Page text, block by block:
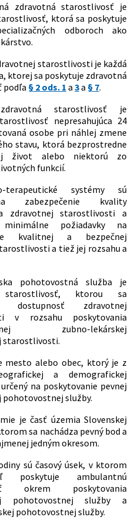
sa v súvislosti s druhou
ochorenia COVID-19
niektoré zákony v
sa mení a dopĺňa zákon
Z. z. o zdravotnej
službách súvisiacich s
zdravotnej
a o zmene a doplnení
zákonov v znení neskorších
a ktorým sa mení zákon č.
Z. z. o poskytovateľoch
starostlivosti,
pracovníkoch,
a o zmene a doplnení
zákonov v znení neskorších
sa mení a dopĺňa zákon
Z. z. o poskytovateľoch
starostlivosti,
pracovníkoch,
a o zmene a doplnení
zákonov v znení neskorších
a ktorým sa menia a
niektoré zákony
Národnom inštitúte pre
a technológie v zdravotníctve
a doplnení niektorých
sa mení a dopĺňa zákon
Z. z. o liekoch a
pomôckach a o zmene
niektorých zákonov v znení
predpisov a ktorým sa
niektoré zákony
starostlivosti a o zmene a
niektorých zákonov
sa mení a dopĺňa zákon
Z. z. o výchove a vzdelávaní
a o zmene a doplnení
zdravotná starostlivosť je
ktorá sa poskytuje
odboroch ako
starostlivosti je každá
ktorej sa poskytuje zdravotná
§ 2 ods. 1 a 3a § 7.
starostlivosť je
nepresahujúca 24
osobe pri náhlej zmene
stavu, ktorá bezprostredne
život alebo niektorú zo
funkcií.
terapeutické systémy sú
zabezpečenie kvality
zdravotnej starostlivosti a
minimálne požiadavky na
kvalitnej a bezpečnej
a tiež jej rozsahu a
pohotovostná služba je
starostlivosť, ktorou sa
dostupnosť zdravotnej
v rozsahu poskytovania
zubno-lekárskej
starostlivosti.
mesto alebo obec, ktorý je z
a demografickej
na poskytovanie pevnej
služby.
je časť územia Slovenskej
sa nachádza pevný bod a
jedným okresom.
sú časový úsek, v ktorom
poskytuje ambulantnú
okrem poskytovania
pohotovostnej služby a
pohotovostnej služby.